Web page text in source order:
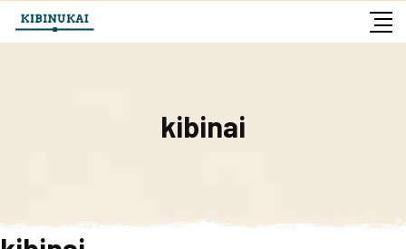
Skip
to
kibinai